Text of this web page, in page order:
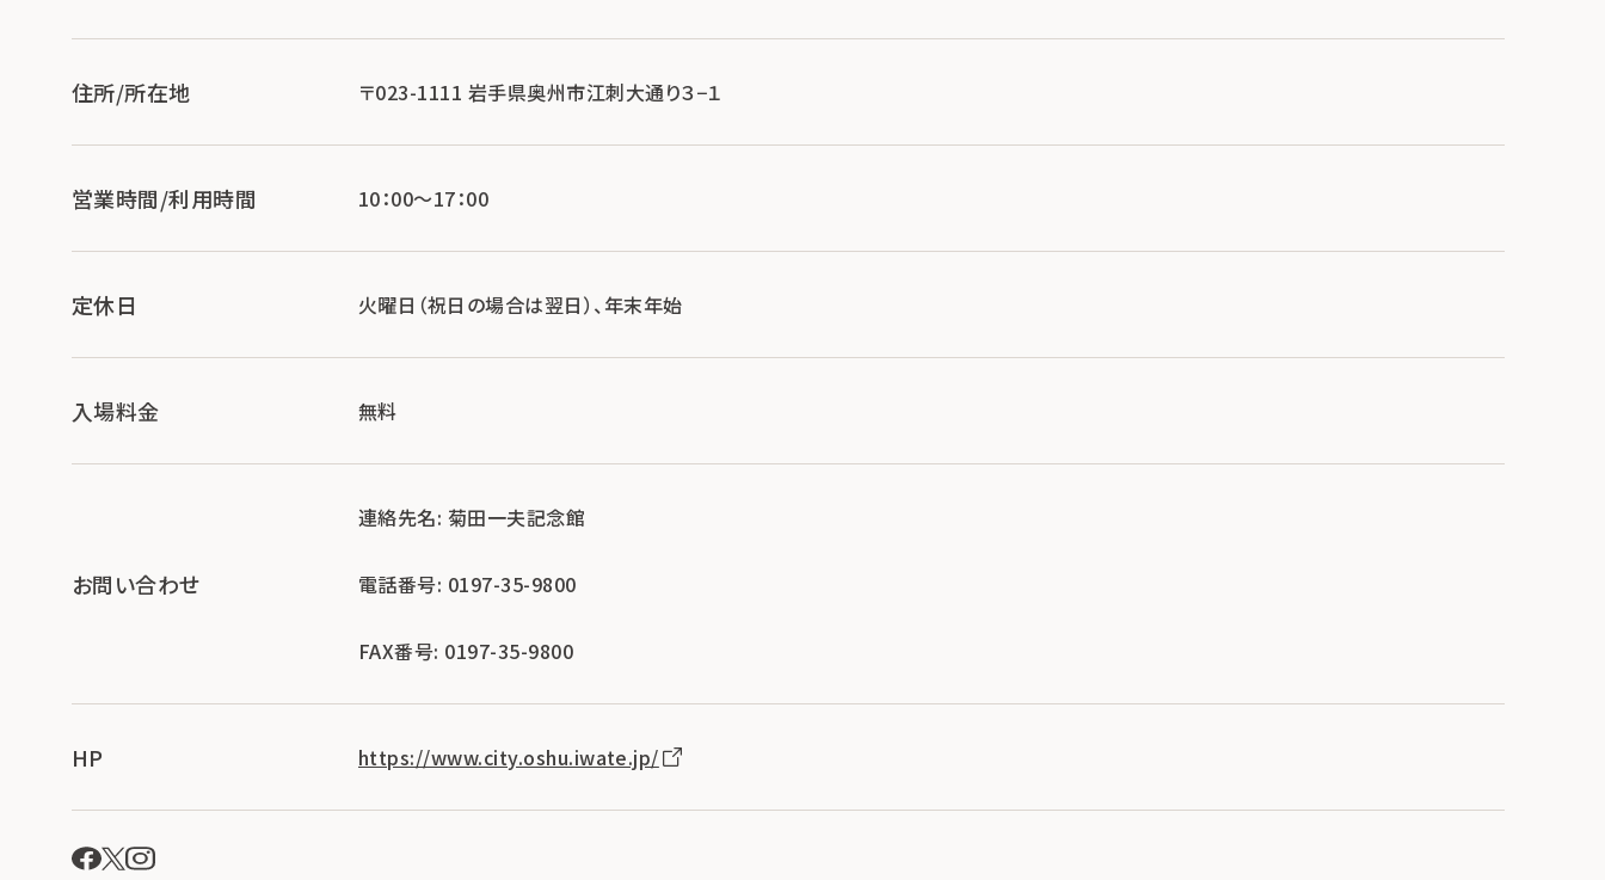
住所/所在地 〒023-1111 岩手県奥州市江刺大通り３−１
営業時間/利用時間 10：00～17：00
定休日 火曜日（祝日の場合は翌日）、年末年始
入場料金 無料
お問い合わせ
連絡先名: 菊田一夫記念館
電話番号: 0197-35-9800
FAX番号: 0197-35-9800
HP https://www.city.oshu.iwate.jp/